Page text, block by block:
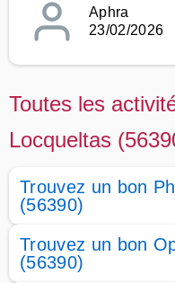
Aphra
23/02/2026
Toutes les
Locqueltas
Trouvez un bon
(56390)
Trouvez un bon
(56390)